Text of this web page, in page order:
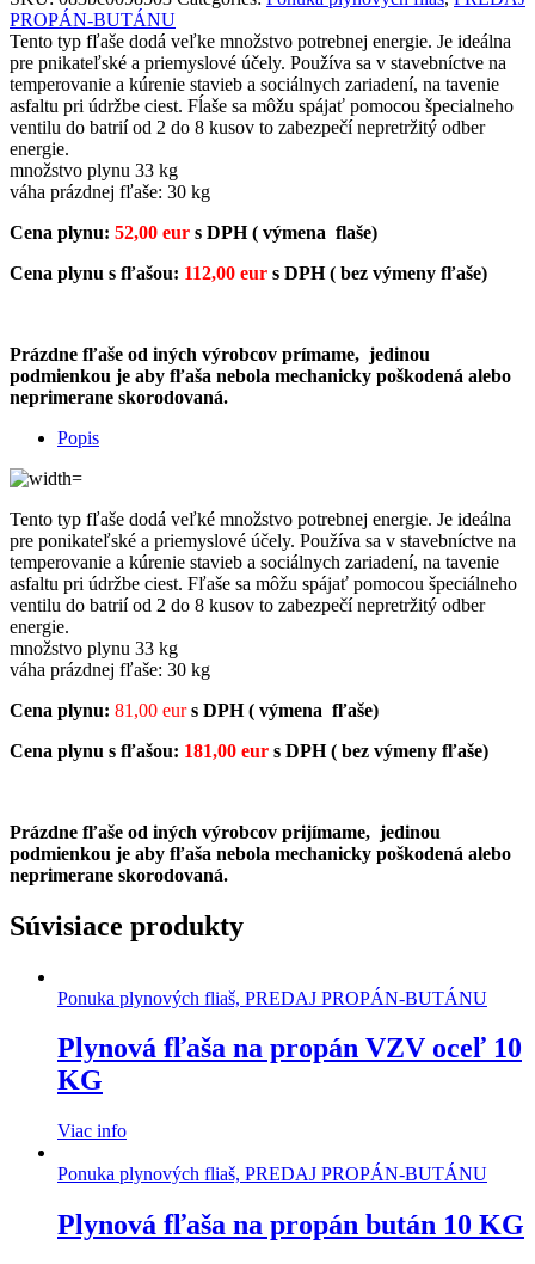
PROPÁN-BUTÁNU
Tento typ fľaše dodá veľke množstvo potrebnej energie. Je ideálna
pre pnikateľské a priemyslové účely. Používa sa v stavebníctve na
temperovanie a kúrenie stavieb a sociálnych zariadení, na tavenie
asfaltu pri údržbe ciest. Fĺaše sa môžu spájať pomocou špecialneho
ventilu do batrií od 2 do 8 kusov to zabezpečí nepretržitý odber
energie.
množstvo plynu 33 kg
váha prázdnej fľaše: 30 kg
Cena plynu: 52,00 eur s DPH ( výmena flaše)
Cena plynu s fľašou: 112,00 eur s DPH ( bez výmeny fľaše)
Prázdne fľaše od iných výrobcov prímame, jedinou
podmienkou je aby fľaša nebola mechanicky poškodená alebo
neprimerane skorodovaná.
Popis
Tento typ fľaše dodá veľké množstvo potrebnej energie. Je ideálna
pre ponikateľské a priemyslové účely. Používa sa v stavebníctve na
temperovanie a kúrenie stavieb a sociálnych zariadení, na tavenie
asfaltu pri údržbe ciest. Fľaše sa môžu spájať pomocou špeciálneho
ventilu do batrií od 2 do 8 kusov to zabezpečí nepretržitý odber
energie.
množstvo plynu 33 kg
váha prázdnej fľaše: 30 kg
Cena plynu: 81,00 eurs DPH ( výmena fľaše)
Cena plynu s fľašou: 181,00 eur s DPH ( bez výmeny fľaše)
Prázdne fľaše od iných výrobcov prijímame, jedinou
podmienkou je aby fľaša nebola mechanicky poškodená alebo
neprimerane skorodovaná.
Súvisiace produkty
Ponuka plynových fliaš, PREDAJ PROPÁN-BUTÁNU
Plynová fľaša na propán VZV oceľ 10
KG
Viac info
Ponuka plynových fliaš, PREDAJ PROPÁN-BUTÁNU
Plynová fľaša na propán bután 10 KG